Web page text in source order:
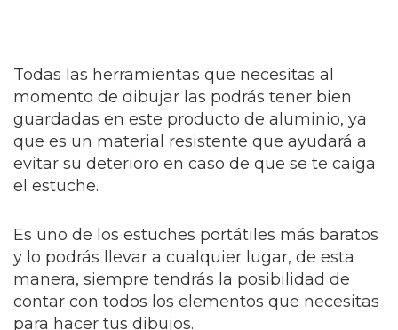
Todas las herramientas que necesitas al
momento de dibujar las podrás tener bien
guardadas en este producto de aluminio, ya
que es un material resistente que ayudará a
evitar su deterioro en caso de que se te caiga
el estuche.
Es uno de los estuches portátiles más baratos
y lo podrás llevar a cualquier lugar, de esta
manera, siempre tendrás la posibilidad de
contar con todos los elementos que necesitas
para hacer tus dibujos.